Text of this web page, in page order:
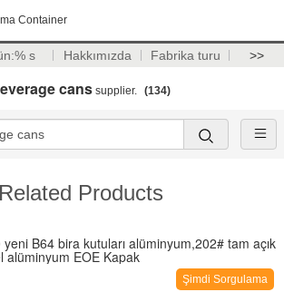
Container
s Hakkımızda Fabrika turu >>
cans supplier. (134)
Related Products
B64 bira kutuları alüminyum,202# tam açık
alüminyum EOE Kapak
Şimdi Sorgulama